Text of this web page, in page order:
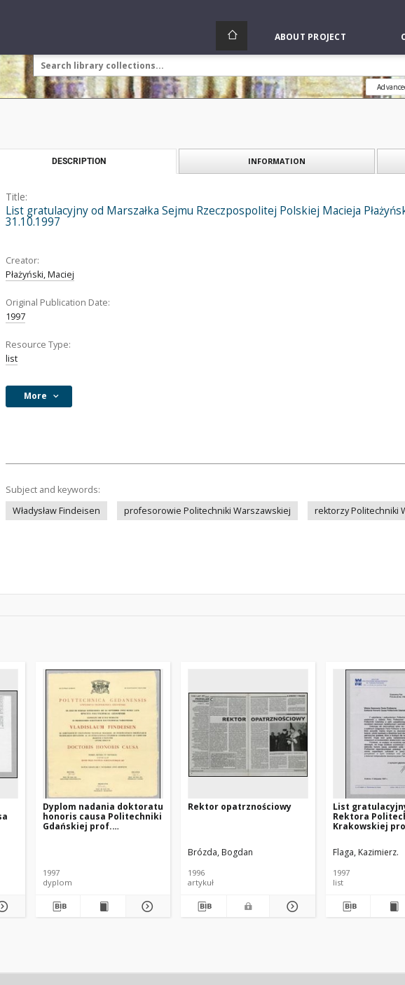
ABOUT PROJECT
DESCRIPTION INFORMATION
Title:
List gratulacyjny od Marszałka Sejmu Rzeczpospolitej Polskiej Macieja
31.10.1997
Creator:
Płażyński, Maciej
Original Publication Date:
1997
Resource Type:
list
More
Subject and keywords:
Władysław Findeisen
profesorowie Politechniki Warszawskiej rektorzy Politechniki
Dyplom nadania doktoratu
honoris causa Politechniki
Gdańskiej prof.
1997
dyplom
Rektor opatrznościowy
Brózda, Bogdan
1996
artykuł
List
Rektora
Krakowskiej
Władysława
dnia 5.11.1997
Flaga, Kazimierz.
1997
list